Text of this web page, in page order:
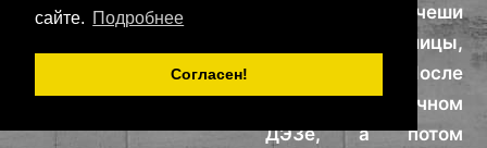
сайте. Подробнее
Согласен!
что дают или чеши
убирать улицы,
например. После
работал в обычном
ДЭЗе, а потом